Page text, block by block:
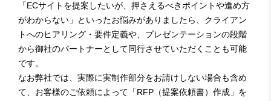
「ECサイトを提案したいが、押さえるべきポイントや進め方
がわからない」といったお悩みがありましたら、クライアン
トへのヒアリング・要件定義や、プレゼンテーションの段階
から御社のパートナーとして同行させていただくことも可能
です。
なお弊社では、実際に実制作部分をお請けしない場合も含め
て、お客様のご依頼によって「RFP（提案依頼書）作成」を